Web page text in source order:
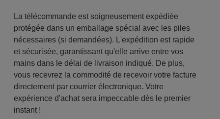
La télécommande est soigneusement expédiée
protégée dans un emballage spécial avec les piles
nécessaires (si demandées). L'expédition est rapide
et sécurisée, garantissant qu'elle arrive entre vos
mains dans le délai de livraison indiqué. De plus,
vous recevrez la commodité de recevoir votre facture
directement par courrier électronique. Votre
expérience d'achat sera impeccable dès le premier
instant !